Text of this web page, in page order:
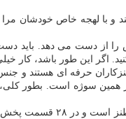
و با لهجه خاص خودشان
از دست می دهد. باید
اگر این طور باشد،
حرفه ای هستند و
همین سوژه است. بطور